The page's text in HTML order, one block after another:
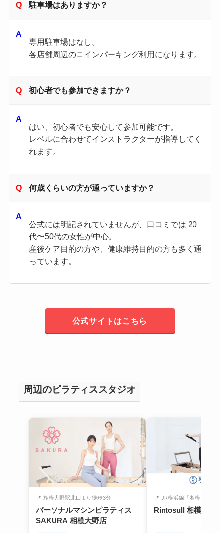
駐車場はありますか？
専用駐車場はなし。
各店舗周辺のコインパーキング利用になります。
初心者でも参加できますか？
はい、初心者でも安心して参加可能です。
レベルに合わせてインストラクターが指導してく
れます。
何歳くらいの方が通っていますか？
公式には明記されていませんが、口コミでは 20
代〜50代の女性が中心。
産後ケア目的の方や、健康維持目的の方も多く通
っています。
公式サイトはこちら
周辺のピラティススタジオ
📍 相模大野駅北口より徒歩3分
パーソナルマシンピラティス
SAKURA 相模大野店
📍 JR横浜線「相模原駅」
Rintosull 相模原店